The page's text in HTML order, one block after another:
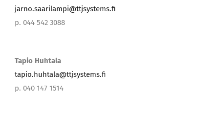
jarno.saarilampi@ttjsystems.fi
p. 044 542 3088
Tapio Huhtala
tapio.huhtala@ttjsystems.fi
p. 040 147 1514